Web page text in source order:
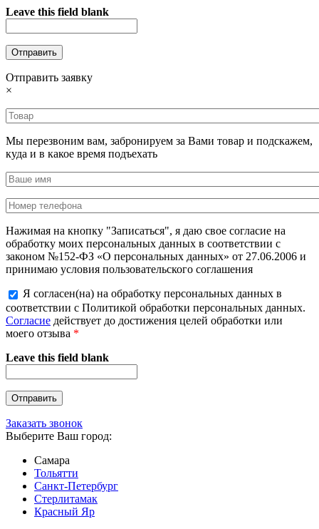
Leave this field blank
Отправить заявку
×
Мы перезвоним вам, забронируем за Вами товар и подскажем,
куда и в какое время подъехать
Нажимая на кнопку "Записаться", я даю свое согласие на
обработку моих персональных данных в соответствии с
законом №152-ФЗ «О персональных данных» от 27.06.2006 и
принимаю условия пользовательского соглашения
Я согласен(на) на обработку персональных данных в
соответствии с Политикой обработки персональных данных.
Согласие действует до достижения целей обработки или
моего отзыва *
Leave this field blank
Заказать звонок
Выберите Ваш город:
Самара
Тольятти
Санкт-Петербург
Стерлитамак
Красный Яр